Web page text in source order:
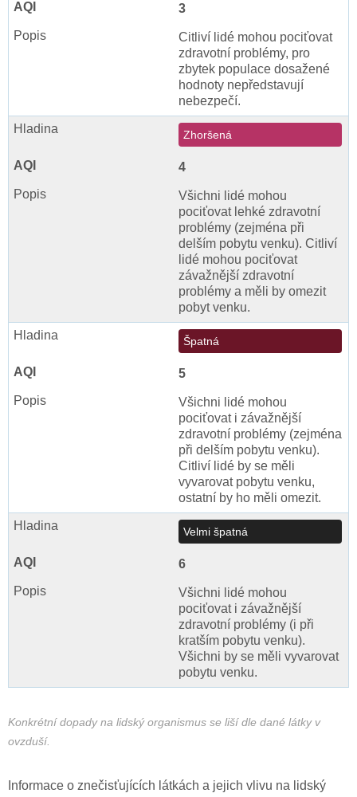
3
Citliví lidé mohou pociťovat
zdravotní problémy, pro
zbytek populace dosažené
hodnoty nepředstavují
nebezpečí.
Zhoršená
4
Všichni lidé mohou
pociťovat lehké zdravotní
problémy (zejména při
delším pobytu venku). Citliví
lidé mohou pociťovat
závažnější zdravotní
problémy a měli by omezit
pobyt venku.
Špatná
5
Všichni lidé mohou
pociťovat i závažnější
zdravotní problémy (zejména
při delším pobytu venku).
Citliví lidé by se měli
vyvarovat pobytu venku,
ostatní by ho měli omezit.
Velmi špatná
6
Všichni lidé mohou
pociťovat i závažnější
zdravotní problémy (i při
kratším pobytu venku).
Všichni by se měli vyvarovat
pobytu venku.
Konkrétní dopady na lidský organismus se liší dle dané látky v
ovzduší.
Informace o znečisťujících látkách a jejich vlivu na lidský